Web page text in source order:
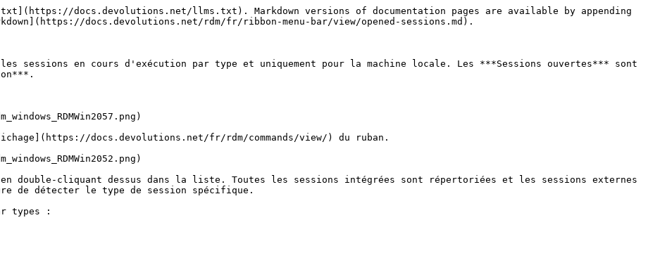
docs.devolutions.net/llms.txt). Markdown versions of documentation pages are available by appending
docs.devolutions.net/rdm/fr/ribbon-menu-bar/view/opened-sessions.md).
sessions en cours d'exécution par type et uniquement pour la machine locale. Les ***Sessions ouvertes*** sont
docs.devolutions.net/fr/rdm/commands/view/) du ruban.
en double-cliquant dessus dans la liste. Toutes les sessions intégrées sont répertoriées et les sessions externes
de détecter le type de session spécifique.
types :